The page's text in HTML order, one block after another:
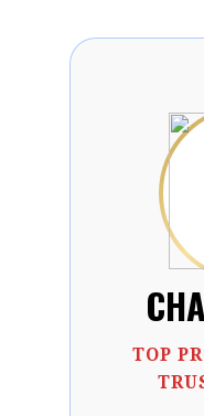
TOP